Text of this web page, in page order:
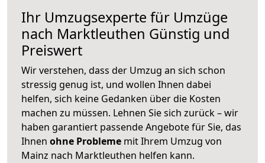
Ihr Umzugsexperte für Umzüge
nach Marktleuthen Günstig und
Preiswert
Wir verstehen, dass der Umzug an sich schon
stressig genug ist, und wollen Ihnen dabei
helfen, sich keine Gedanken über die Kosten
machen zu müssen. Lehnen Sie sich zurück – wir
haben garantiert passende Angebote für Sie, das
Ihnen ohne Probleme mit Ihrem Umzug von
Mainz nach Marktleuthen helfen kann.